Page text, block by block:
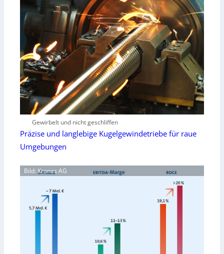
Gewirbelt und nicht geschliffen
Präzise und langlebige Kugelgewindetriebe für raue
Umgebungen
Bild: Krones AG